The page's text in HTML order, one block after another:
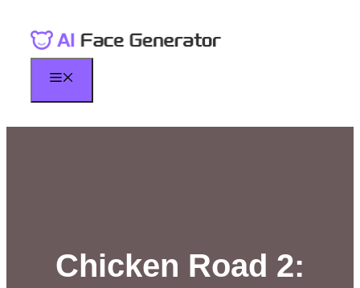
content
Chicken Road 2: